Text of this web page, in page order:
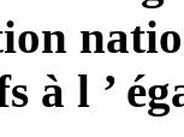
à l ’